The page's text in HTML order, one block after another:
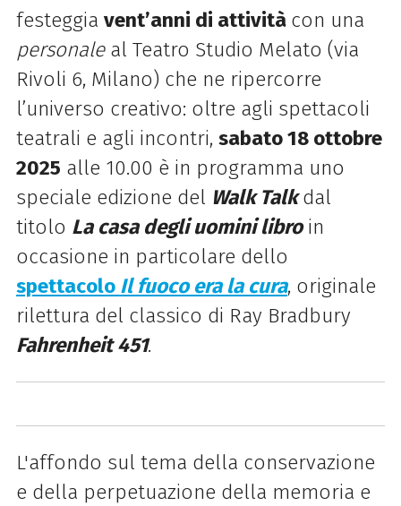
festeggia vent’anni di attività con una
personaleal Teatro Studio Melato (via
Rivoli 6, Milano) che ne ripercorre
l’universo creativo: oltre agli spettacoli
teatrali e agli incontri, sabato 18 ottobre
2025 alle 10.00 è in programma uno
speciale edizione del Walk Talkdal
titolo La casa degli uomini libroin
occasione in particolare dello
spettacolo Il fuoco era la cura, originale
rilettura del classico di Ray Bradbury
Fahrenheit 451.
L'affondo sul tema della conservazione
e della perpetuazione della memoria e